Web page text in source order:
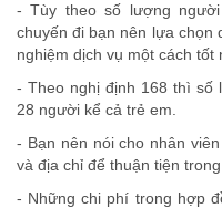
- Tùy theo số lượng
chuyến đi bạn nên lựa chọn
nghiệm dịch vụ một cách tốt
- Theo nghị định 168 thì số
28 người kể cả trẻ em.
- Bạn nên nói cho nhân
và địa chỉ để thuận tiện
- Những chi phí trong hợp